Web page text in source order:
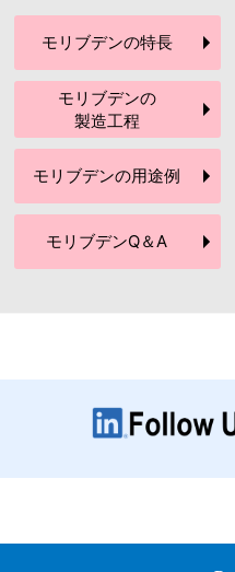
モリブデンの特長
モリブデンの
製造工程
モリブデンの用途例
モリブデンQ＆A